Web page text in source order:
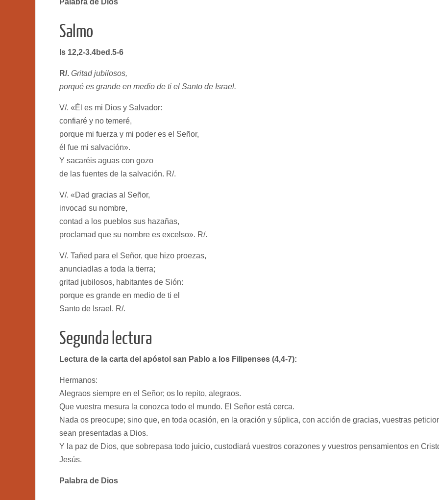
Salmo
Is 12,2-3.4bed.5-6
R/. Gritad jubilosos,
porqué es grande en medio de ti el Santo de Israel.
V/. «Él es mi Dios y Salvador:
confiaré y no temeré,
porque mi fuerza y mi poder es el Señor,
él fue mi salvación».
Y sacaréis aguas con gozo
de las fuentes de la salvación. R/.
V/. «Dad gracias al Señor,
invocad su nombre,
contad a los pueblos sus hazañas,
proclamad que su nombre es excelso». R/.
V/. Tañed para el Señor, que hizo proezas,
anunciadlas a toda la tierra;
gritad jubilosos, habitantes de Sión:
porque es grande en medio de ti el
Santo de Israel. R/.
Segunda lectura
Lectura de la carta del apóstol san Pablo a los Filipenses (4,4-7):
Hermanos:
Alegraos siempre en el Señor; os lo repito, alegraos.
Que vuestra mesura la conozca todo el mundo. El Señor está cerca.
Nada os preocupe; sino que, en toda ocasión, en la oración y súplica, con acción de gracias, vuestras
sean presentadas a Dios.
Y la paz de Dios, que sobrepasa todo juicio, custodiará vuestros corazones y vuestros pensamientos en
Jesús.
Palabra de Dios